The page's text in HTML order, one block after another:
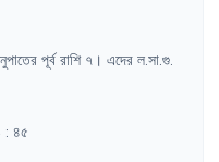
পূর্ব রাশি ৭ । এদের ল.সা.গু.
: ৪৫